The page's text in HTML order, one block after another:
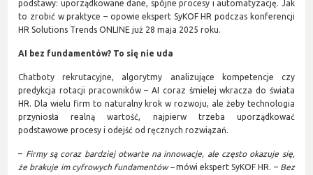
podstawy: uporządkowane dane, spójne procesy i automatyzację. Jak
to zrobić w praktyce – opowie ekspert SyKOF HR podczas konferencji
HR Solutions Trends ONLINE już 28 maja 2025 roku.
AI bez fundamentów? To się nie uda
Chatboty rekrutacyjne, algorytmy analizujące kompetencje czy
predykcja rotacji pracowników – AI coraz śmielej wkracza do świata
HR. Dla wielu firm to naturalny krok w rozwoju, ale żeby technologia
przyniosła realną wartość, najpierw trzeba uporządkować
podstawowe procesy i odejść od ręcznych rozwiązań.
– Firmy są coraz bardziej otwarte na innowacje, ale często okazuje się,
że brakuje im cyfrowych fundamentów –mówi ekspert SyKOF HR. – Bez